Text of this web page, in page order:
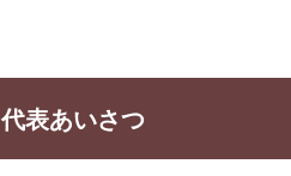
代表あいさつ